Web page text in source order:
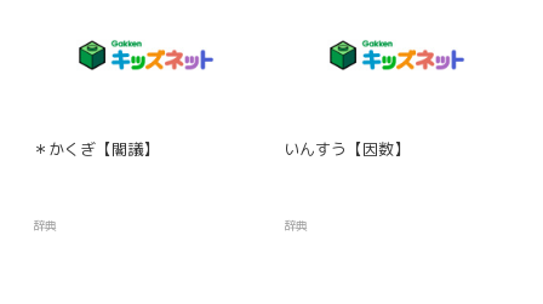
＊かくぎ【閣議】
辞典
いんすう【因数】
辞典